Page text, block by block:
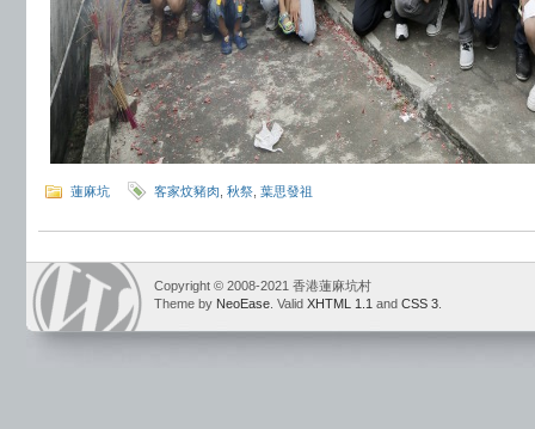
蓮麻坑 客家炆豬肉 秋祭 葉思發祖
Copyright © 2008-2021 香港蓮麻坑村
Theme by NeoEase . Valid XHTML 1.1 and CSS 3